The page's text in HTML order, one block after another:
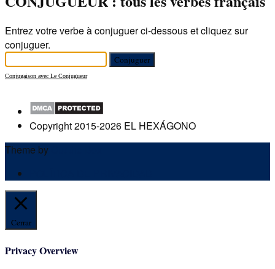
Entrez votre verbe à conjuguer ci-dessous et cliquez sur
conjuguer.
Conjugaison avec Le Conjugueur
Copyright 2015-2026 EL HEXÁGONO
Theme by
Cerrar
Privacy Overview